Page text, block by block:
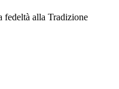
fedeltà alla Tradizione